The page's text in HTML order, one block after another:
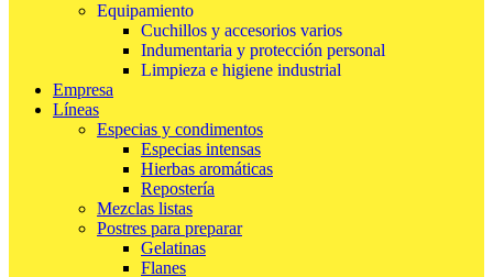
Equipamiento
Cuchillos y accesorios varios
Indumentaria y protección personal
Limpieza e higiene industrial
Empresa
Líneas
Especias y condimentos
Especias intensas
Hierbas aromáticas
Repostería
Mezclas listas
Postres para preparar
Gelatinas
Flanes